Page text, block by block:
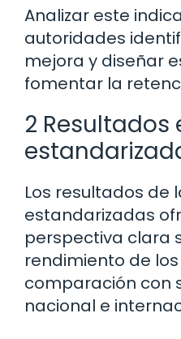
Analizar este
autoridades
mejora y diseñar
fomentar la
2 Resultados
Los resultados de
estandarizadas
perspectiva clara
rendimiento de
comparación con
nacional e